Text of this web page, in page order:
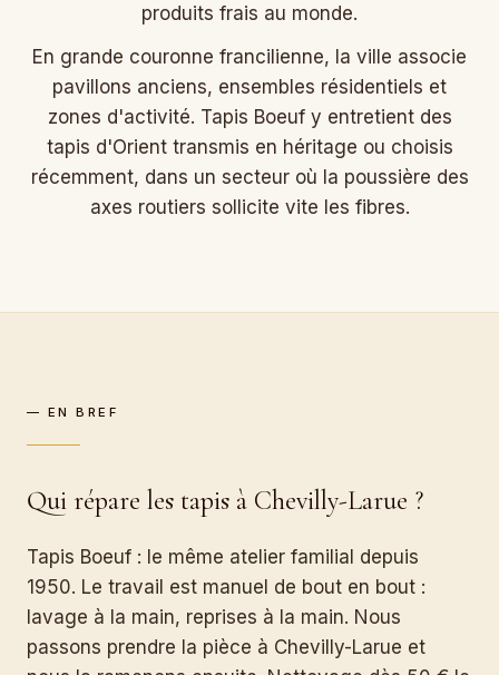
produits frais au monde.
En grande couronne francilienne, la ville associe
pavillons anciens, ensembles résidentiels et
zones d'activité. Tapis Boeuf y entretient des
tapis d'Orient transmis en héritage ou choisis
récemment, dans un secteur où la poussière des
axes routiers sollicite vite les fibres.
— EN BREF
Qui répare les tapis à Chevilly-Larue ?
Tapis Boeuf : le même atelier familial depuis
1950. Le travail est manuel de bout en bout :
lavage à la main, reprises à la main. Nous
passons prendre la pièce à Chevilly-Larue et